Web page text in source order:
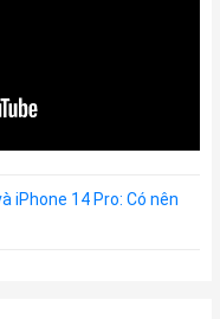
iPhone 14 Pro: Có nên